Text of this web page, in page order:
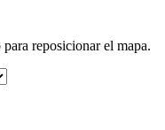
reposicionar el mapa.